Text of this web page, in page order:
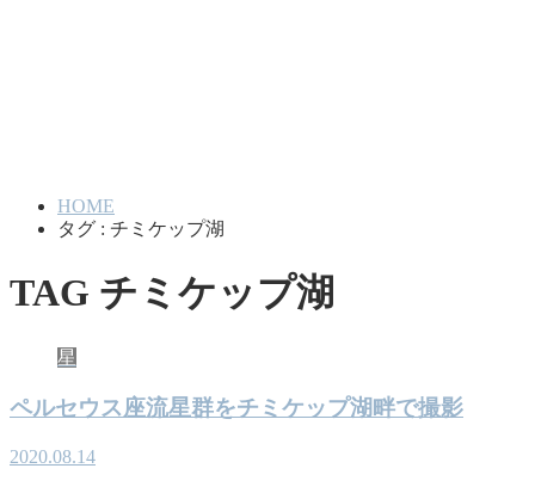
HOME
タグ : チミケップ湖
TAG チミケップ湖
星
ペルセウス座流星群をチミケップ湖畔で撮影
2020.08.14